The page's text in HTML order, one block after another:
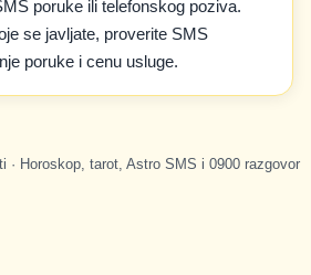
poruke ili telefonskog poziva.
se javljate, proverite SMS
poruke i cenu usluge.
· Horoskop, tarot, Astro SMS i 0900 razgovor